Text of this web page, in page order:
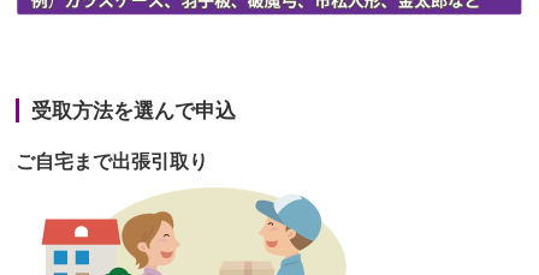
第39回人形供養祭令和2年10月22日(木)
第38回人形供養祭 令和2年8月26日(水)
受取方法を選んで申込
ご自宅まで出張引取り